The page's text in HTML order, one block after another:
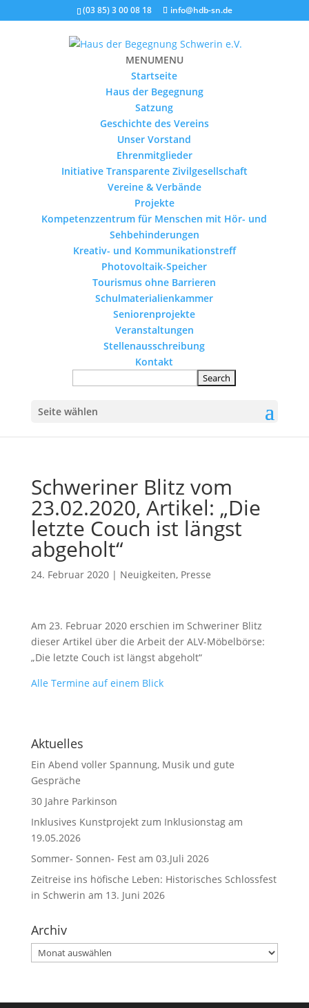
(03 85) 3 00 08 18 info@hdb-sn.de
MENUMENU
Startseite
Haus der Begegnung
Satzung
Geschichte des Vereins
Unser Vorstand
Ehrenmitglieder
Initiative Transparente Zivilgesellschaft
Vereine & Verbände
Projekte
Kompetenzzentrum für Menschen mit Hör- und
Sehbehinderungen
Kreativ- und Kommunikationstreff
Photovoltaik-Speicher
Tourismus ohne Barrieren
Schulmaterialienkammer
Seniorenprojekte
Veranstaltungen
Stellenausschreibung
Kontakt
Seite wählen
Schweriner Blitz vom
23.02.2020, Artikel: „Die
letzte Couch ist längst
abgeholt“
24. Februar 2020| Neuigkeiten, Presse
Am 23. Februar 2020 erschien im Schweriner Blitz
dieser Artikel über die Arbeit der ALV-Möbelbörse:
„Die letzte Couch ist längst abgeholt“
Alle Termine auf einem Blick
Aktuelles
Ein Abend voller Spannung, Musik und gute
Gespräche
30 Jahre Parkinson
Inklusives Kunstprojekt zum Inklusionstag am
19.05.2026
Sommer- Sonnen- Fest am 03.Juli 2026
Zeitreise ins höfische Leben: Historisches Schlossfest
in Schwerin am 13. Juni 2026
Archiv
Archiv